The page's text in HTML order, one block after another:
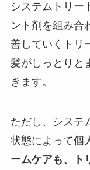
システムトリー
ント剤を組み合
善していくトリ
髪がしっとりと
きます。
ただし、システ
状態によって個
ームケアも、ト